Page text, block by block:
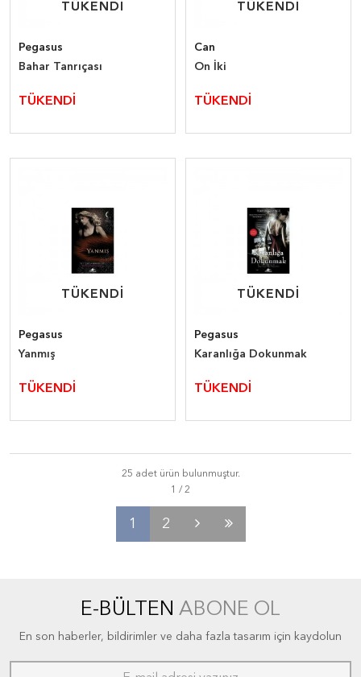
TÜKENDİ
TÜKENDİ
Pegasus
Bahar Tanrıçası
TÜKENDİ
TÜKENDİ
TÜKENDİ
Can
On İki
TÜKENDİ
TÜKENDİ
TÜKENDİ
Pegasus
Yanmış
TÜKENDİ
TÜKENDİ
TÜKENDİ
Pegasus
Karanlığa Dokunmak
TÜKENDİ
25 adet ürün bulunmuştur.
1 2
E-BÜLTEN ABONE OL
En son haberler, bildirimler ve daha fazla tasarım için kaydolun